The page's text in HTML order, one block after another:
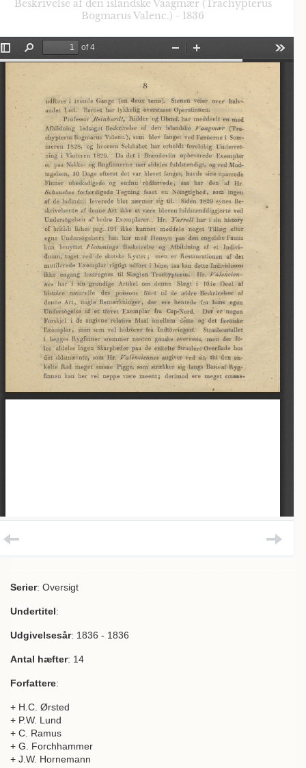
Beskrivelse af den islandske Vaagmær (Trachypterus
Bogmarus Valenc.) - 1836
Serier: Oversigt
Undertitel:
Udgivelsesår: 1836 - 1836
Antal hæfter: 14
Forfattere:
+ H.C. Ørsted
+ P.W. Lund
+ C. Ramus
+ G. Forchhammer
+ J.W. Hornemann